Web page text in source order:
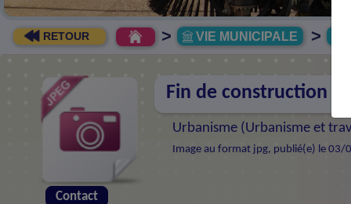
RETOUR > VIE MUNICIPALE >
Fin de construction
Urbanisme (Urbanisme et
Image au format jpg, publié(e) le
Contact